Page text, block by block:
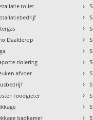
toilet
Daalderop
riolering
afvoer
loodgieter
badkamer
›
›
›
›
›
›
›
›
›
›
›